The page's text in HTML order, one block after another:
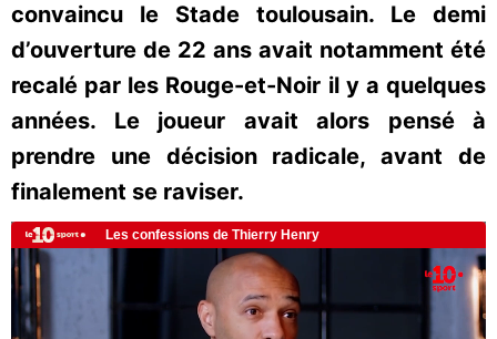
convaincu le Stade toulousain. Le demi
d’ouverture de 22 ans avait notamment été
recalé par les Rouge-et-Noir il y a quelques
années. Le joueur avait alors pensé à
prendre une décision radicale, avant de
finalement se raviser.